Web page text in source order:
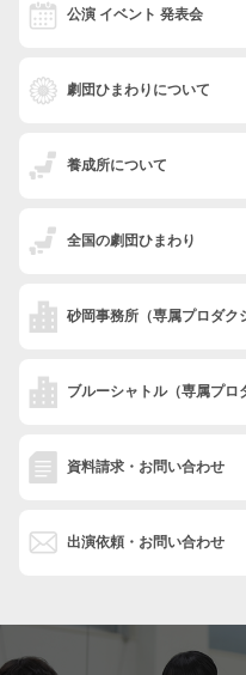
公演 イベント 発表会
劇団ひまわりについて
養成所について
全国の劇団ひまわり
砂岡事務所 （専属プロダク
ブルーシャトル（専属プロ
資料請求・お問い合わせ
出演依頼・お問い合わせ